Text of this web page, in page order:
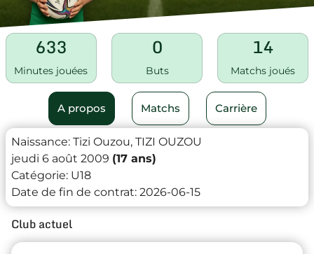
633
Minutes jouées
0
Buts
14
Matchs joués
A propos Matchs Carrière
Naissance: Tizi Ouzou, TIZI OUZOU
jeudi 6 août 2009 (17 ans)
Catégorie: U18
Date de fin de contrat: 2026-06-15
Club actuel